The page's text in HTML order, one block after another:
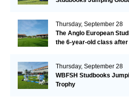
Thursday, September 28
The Anglo European
the 6-year-old class
Thursday, September 28
WBFSH Studbooks
Trophy